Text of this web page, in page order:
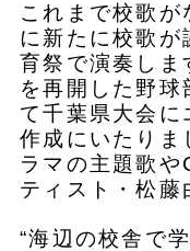
これまで校歌が
に新たに校歌
育祭で演奏しま
を再開した野球
て千葉県大会に
作成にいたりま
ラマの主題歌
ティスト・松藤
“海辺の校舎で